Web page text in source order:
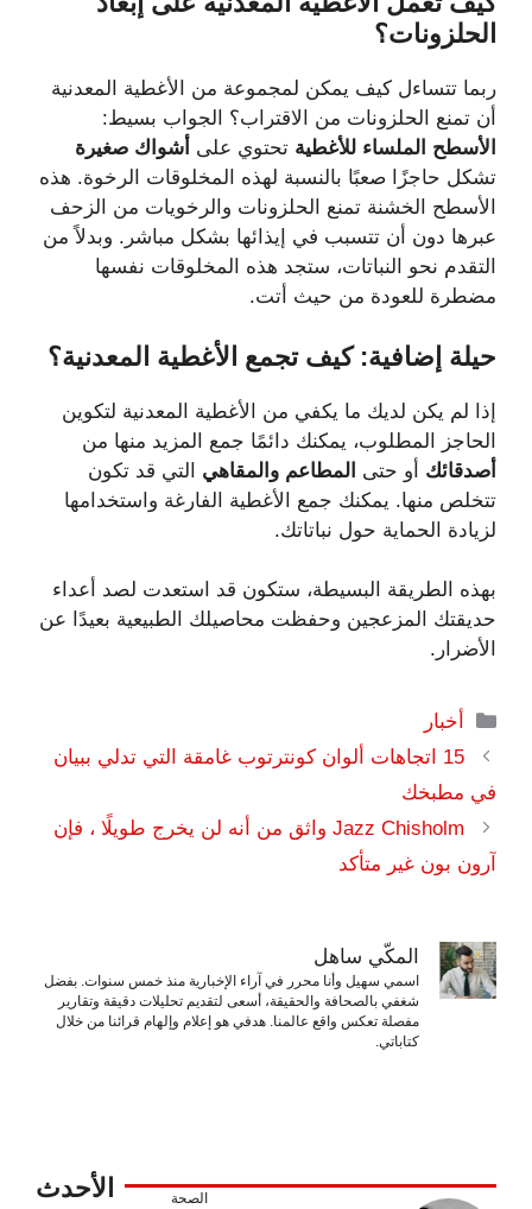
الحلزونات؟
ربما تتساءل كيف يمكن لمجموعة من الأغطية المعدنية
أن تمنع الحلزونات من الاقتراب؟ الجواب بسيط:
الأسطح الملساء للأغطية تحتوي على أشواك صغيرة
تشكل حاجزًا صعبًا بالنسبة لهذه المخلوقات الرخوة. هذه
الأسطح الخشنة تمنع الحلزونات والرخويات من الزحف
عبرها دون أن تتسبب في إيذائها بشكل مباشر. وبدلاً من
التقدم نحو النباتات، ستجد هذه المخلوقات نفسها
مضطرة للعودة من حيث أتت.
حيلة إضافية: كيف تجمع الأغطية المعدنية؟
إذا لم يكن لديك ما يكفي من الأغطية المعدنية لتكوين
الحاجز المطلوب، يمكنك دائمًا جمع المزيد منها من
أصدقائك أو حتى المطاعم والمقاهي التي قد تكون
تتخلص منها. يمكنك جمع الأغطية الفارغة واستخدامها
لزيادة الحماية حول نباتاتك.
بهذه الطريقة البسيطة، ستكون قد استعدت لصد أعداء
حديقتك المزعجين وحفظت محاصيلك الطبيعية بعيدًا عن
الأضرار.
التصنيفات
أخبار
15 اتجاهات ألوان كونترتوب غامقة التي تدلي ببيان
في مطبخك
Jazz Chisholm واثق من أنه لن يخرج طويلًا ، فإن
آرون بون غير متأكد
المكّي ساهل
اسمي سهيل وأنا محرر في آراء الإخبارية منذ خمس سنوات. بفضل
شغفي بالصحافة والحقيقة، أسعى لتقديم تحليلات دقيقة وتقارير
مفصلة تعكس واقع عالمنا. هدفي هو إعلام وإلهام قرائنا من خلال
كتاباتي.
الأحدث الصحة